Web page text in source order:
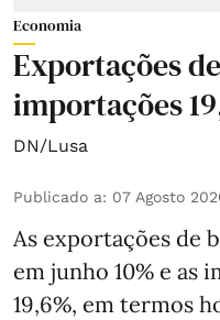
Economia
Exportações
importações
DN/Lusa
Publicado a: 07 Agosto
As exportações de
em junho 10% e as
19,6%, em termos